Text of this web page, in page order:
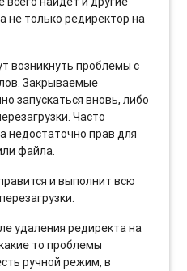
не только редиректор на
возникнуть проблемы с
Закрываемые
запускаться вновь, либо
Часто
недостаточно прав для
файла.
и выполнит всю
удаления редиректа на
какие то проблемы
ручной режим, в